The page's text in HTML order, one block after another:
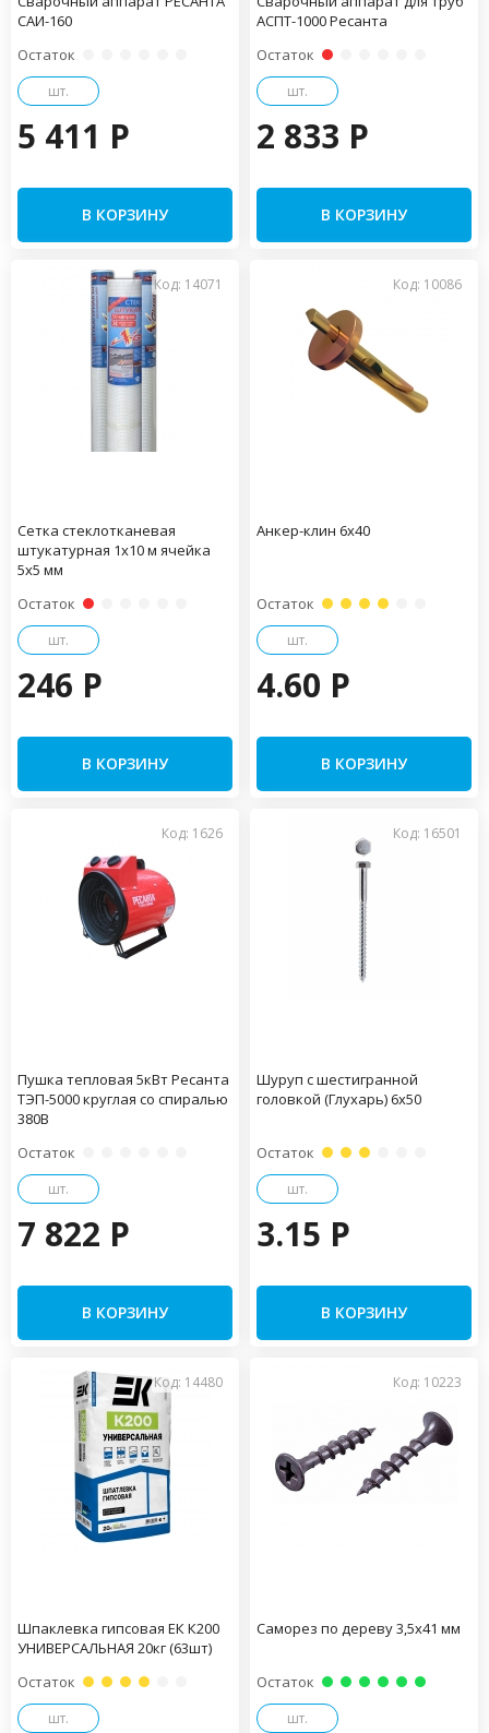
САИ-160
Остаток
шт.
5 411 P
В КОРЗИНУ
АСПТ-1000 Ресанта
Остаток
шт.
2 833 P
В КОРЗИНУ
Код: 14071
Сетка стеклотканевая
штукатурная 1х10 м ячейка
5х5 мм
Остаток
шт.
246 P
В КОРЗИНУ
Код: 10086
Анкер-клин 6х40
Остаток
шт.
4.60 P
В КОРЗИНУ
Код: 1626
Пушка тепловая 5кВт Ресанта
ТЭП-5000 круглая со спиралью
380В
Остаток
шт.
7 822 P
В КОРЗИНУ
Код: 16501
Шуруп с шестигранной
головкой (Глухарь) 6х50
Остаток
шт.
3.15 P
В КОРЗИНУ
Код: 14480
Шпаклевка гипсовая ЕК К200
УНИВЕРСАЛЬНАЯ 20кг (63шт)
Остаток
шт.
Код: 10223
Саморез по дереву 3,5х41 мм
Остаток
шт.